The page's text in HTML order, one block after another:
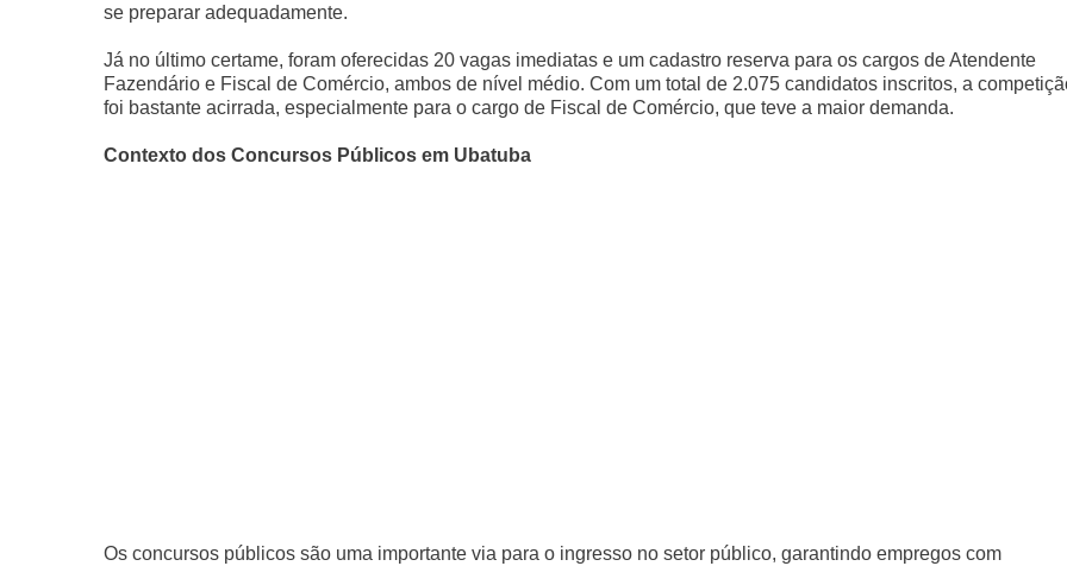
se preparar adequadamente.
Já no último certame, foram oferecidas 20 vagas imediatas e um cadastro reserva para os cargos de Atendente
Fazendário e Fiscal de Comércio, ambos de nível médio. Com um total de 2.075 candidatos inscritos, a
foi bastante acirrada, especialmente para o cargo de Fiscal de Comércio, que teve a maior demanda.
Contexto dos Concursos Públicos em Ubatuba
Os concursos públicos são uma importante via para o ingresso no setor público, garantindo empregos com